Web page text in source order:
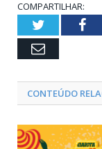
COMPARTILHAR:
Twitter
Email
CONTEÚDO